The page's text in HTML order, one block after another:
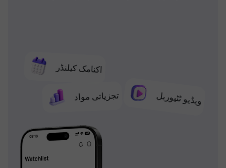
اکنامک کیلنڈر
تجزیاتی مواد ویڈیو ٹٹیوریل